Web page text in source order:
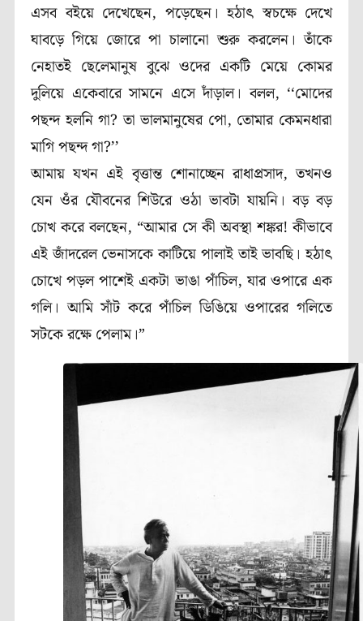
এসব বইয়ে দেখেছেন, পড়েছেন। হঠাৎ স্বচক্ষে দেখে
ঘাবড়ে গিয়ে জোরে পা চালানো শুরু করলেন। তাঁকে
নেহাতই ছেলেমানুষ বুঝে ওদের একটি মেয়ে কোমর
দুলিয়ে একেবারে সামনে এসে দাঁড়াল। বলল, ‘‘মোদের
পছন্দ হলনি গা? তা ভালমানুষের পো, তোমার কেমনধারা
মাগি পছন্দ গা?’’
আমায় যখন এই বৃত্তান্ত শোনাচ্ছেন রাধাপ্রসাদ, তখনও
যেন ওঁর যৌবনের শিউরে ওঠা ভাবটা যায়নি। বড় বড়
চোখ করে বলছেন, “আমার সে কী অবস্থা শঙ্কর! কীভাবে
এই জাঁদরেল ভেনাসকে কাটিয়ে পালাই তাই ভাবছি। হঠাৎ
চোখে পড়ল পাশেই একটা ভাঙা পাঁচিল, যার ওপারে এক
গলি। আমি সাঁট করে পাঁচিল ডিঙিয়ে ওপারের গলিতে
সটকে রক্ষে পেলাম।”